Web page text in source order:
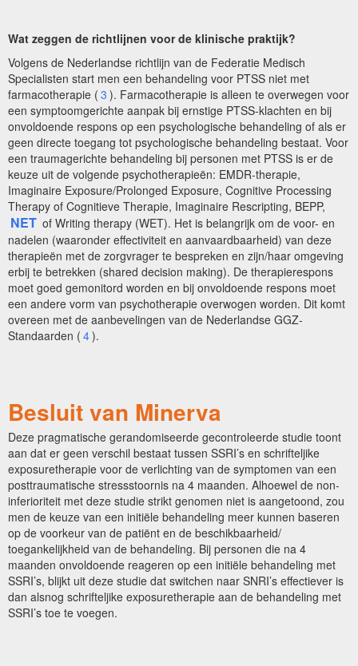
Wat zeggen de richtlijnen voor de klinische praktijk?
Volgens de Nederlandse richtlijn van de Federatie Medisch
Specialisten start men een behandeling voor PTSS niet met
farmacotherapie ( 3 ). Farmacotherapie is alleen te overwegen voor
een symptoomgerichte aanpak bij ernstige PTSS-klachten en bij
onvoldoende respons op een psychologische behandeling of als er
geen directe toegang tot psychologische behandeling bestaat. Voor
een traumagerichte behandeling bij personen met PTSS is er de
keuze uit de volgende psychotherapieën: EMDR-therapie,
Imaginaire Exposure/Prolonged Exposure, Cognitive Processing
Therapy of Cognitieve Therapie, Imaginaire Rescripting, BEPP,
NET of Writing therapy (WET). Het is belangrijk om de voor- en
nadelen (waaronder effectiviteit en aanvaardbaarheid) van deze
therapieën met de zorgvrager te bespreken en zijn/haar omgeving
erbij te betrekken (shared decision making). De therapierespons
moet goed gemonitord worden en bij onvoldoende respons moet
een andere vorm van psychotherapie overwogen worden. Dit komt
overeen met de aanbevelingen van de Nederlandse GGZ-
Standaarden ( 4).
Besluit van Minerva
Deze pragmatische gerandomiseerde gecontroleerde studie toont
aan dat er geen verschil bestaat tussen SSRI’s en schrifteljike
exposuretherapie voor de verlichting van de symptomen van een
posttraumatische stressstoornis na 4 maanden. Alhoewel de non-
inferioriteit met deze studie strikt genomen niet is aangetoond, zou
men de keuze van een initiële behandeling meer kunnen baseren
op de voorkeur van de patiënt en de beschikbaarheid/
toegankelijkheid van de behandeling. Bij personen die na 4
maanden onvoldoende reageren op een initiële behandeling met
SSRI’s, blijkt uit deze studie dat switchen naar SNRI’s effectiever is
dan alsnog schrifteljike exposuretherapie aan de behandeling met
SSRI’s toe te voegen.